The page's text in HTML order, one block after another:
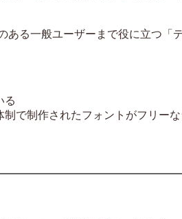
る一般ユーザーまで役に立つ「
る
で制作されたフォントがフリー